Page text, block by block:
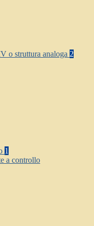
o struttura analoga 2
1
a controllo